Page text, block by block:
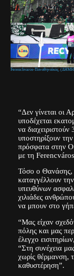
Ferenchvaros-Παναθηναϊκός.
“Δεν γίνεται οι
υποδέχεται
να
υποστηρίξουν
πρόσφατα στην
με τη
Τόσο ο Θανάσης,
καταγγέλλουν
υπευθύνων
χιλιάδες
να μπουν στο
“Μας είχαν
πόλης και μας
έλεγχο
“Στη συνέχεια
χωρίς θέρμανση,
καθυστέρηση”.